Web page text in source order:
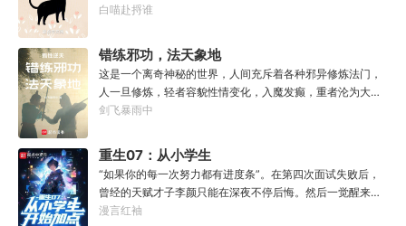
吧？李玄本打算跟着自己身份高贵的小主受尽一生恩宠，享
都得散。那一夜，他只是多看了一眼，从此便走上了一条不
归路。【虎形十式：1%】李玄：呔！大内御猫在此，鼠辈还
不束手就擒！
白喵赴捋谁
错练邪功，法天象地
这是一个离奇神秘的世界，人间充斥着各种邪异修炼法门，
人一旦修炼，轻者容貌性情变化，入魔发癫，重者沦为大
药，供邪魔采食……段云穿越而来，意外得到一本大药功法
的情况下，让这功法脱胎换骨，玉剑指路，洞穿一切。后来
他学成的功法越来越多，怀揣“达者兼济天下”的理念，段云
从不藏私，传武天下。谁曾想……“段魔头误我！他告诉我这
桩功滋阴壮阳，如今我却只能蹲着尿尿，呜呜......”“这本《七
分归元气》是那魔头教的我，我如今不是被杀就是踩屎，神
剑飞暴雨中
重生07：从小学生
开始加点
“如果你的每一次努力都有进度条”。在第四次面试失败后，
曾经的天赋才子李颜只能在深夜不停后悔。然后一觉醒来穿
越回了小学时代。好消息：上天给了他弥补遗憾的机会。坏
漫言红袖